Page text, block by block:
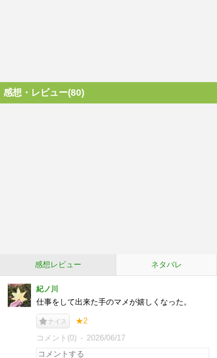
感想・レビュー(80)
感想レビュー ネタバレ
紀ノ川
仕事をして出来た手のマメが嬉しくなった。
ナイス ★2
コメント(0) 2026/06/17